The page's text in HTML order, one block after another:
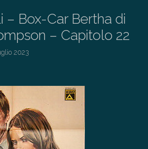
– Box-Car Bertha di
– Capitolo 22
2023